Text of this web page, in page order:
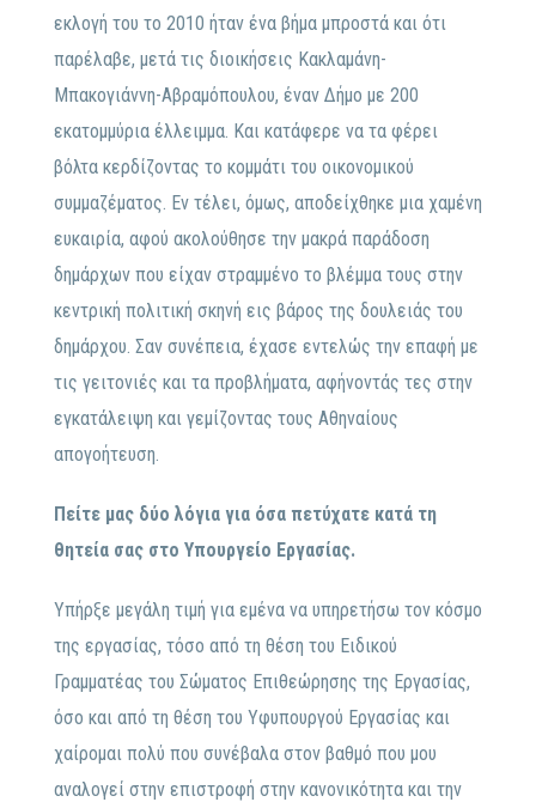
εκλογή του το 2010 ήταν ένα βήμα μπροστά και ότι
παρέλαβε, μετά τις διοικήσεις Κακλαμάνη-
Μπακογιάννη-Αβραμόπουλου, έναν Δήμο με 200
εκατομμύρια έλλειμμα. Και κατάφερε να τα φέρει
βόλτα κερδίζοντας το κομμάτι του οικονομικού
συμμαζέματος. Εν τέλει, όμως, αποδείχθηκε μια χαμένη
ευκαιρία, αφού ακολούθησε την μακρά παράδοση
δημάρχων που είχαν στραμμένο το βλέμμα τους στην
κεντρική πολιτική σκηνή εις βάρος της δουλειάς του
δημάρχου. Σαν συνέπεια, έχασε εντελώς την επαφή με
τις γειτονιές και τα προβλήματα, αφήνοντάς τες στην
εγκατάλειψη και γεμίζοντας τους Αθηναίους
απογοήτευση.
Πείτε μας δύο λόγια για όσα πετύχατε κατά τη
θητεία σας στο Υπουργείο Εργασίας.
Υπήρξε μεγάλη τιμή για εμένα να υπηρετήσω τον κόσμο
της εργασίας, τόσο από τη θέση του Ειδικού
Γραμματέας του Σώματος Επιθεώρησης της Εργασίας,
όσο και από τη θέση του Υφυπουργού Εργασίας και
χαίρομαι πολύ που συνέβαλα στον βαθμό που μου
αναλογεί στην επιστροφή στην κανονικότητα και την